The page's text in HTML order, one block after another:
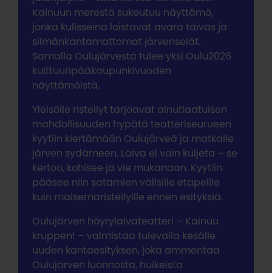
Kainuun merestä sukeutuu näyttämö,
jonka kulisseina loistavat avara taivas ja
silmänkantamattomat järvenselät.
Samalla Oulujärvestä tulee yksi Oulu2026
kulttuuripääkaupunkivuoden
näyttämöistä.
Yleisölle risteilyt tarjoavat ainutlaatuisen
mahdollisuuden hypätä teatteriseurueen
kyytiin kiertämään Oulujärveä ja matkalle
järven sydämeen. Laiva ei vain kuljeta – se
kertoo, kohisee ja vie mukanaan. Kyytiin
pääsee niin satamien välisille etapeille
kuin maisemaristeilyille ennen esityksiä.
Oulujärven höyrylaivateatteri – Kainuu
kruppen! – valmistaa tulevalla kesälle
uuden kantaesityksen, joka ammentaa
Oulujärven luonnosta, huikeista